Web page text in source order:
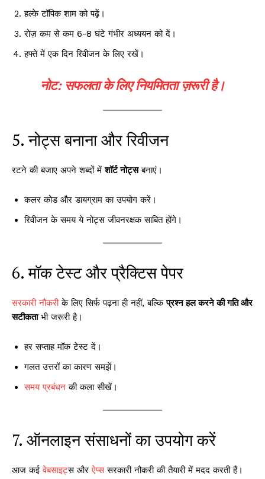
हल्के टॉपिक शाम को पढ़ें।
रोज़ कम से कम 6-8 घंटे गंभीर अध्ययन को दें।
हफ्ते में एक दिन रिवीजन के लिए रखें।
नोट:सफलता के लिए नियमितता ज़रूरी है।
5. नोट्स बनाना और रिवीजन
रटने की बजाए अपने शब्दों मेंशॉर्ट नोट्सबनाएं।
कलर कोड और डायग्राम का उपयोग करें।
रिवीजन के समय ये नोट्स जीवनरक्षक साबित होंगे।
6. मॉक टेस्ट और प्रैक्टिस पेपर
सरकारी नौकरीके लिए सिर्फ पढ़ना ही नहीं, बल्किप्रश्न हल करने की गति और
सटीकताभी जरूरी है।
हर सप्ताह मॉक टेस्ट दें।
गलत उत्तरों का कारण समझें।
समय प्रबंधन की कला सीखें।
7. ऑनलाइन संसाधनों का उपयोग करें
आज कईवेबसाइट्स औरऐप्ससरकारी नौकरी की तैयारी में मदद करती हैं।